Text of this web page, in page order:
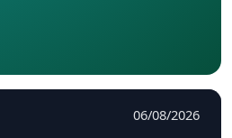
06/08/2026